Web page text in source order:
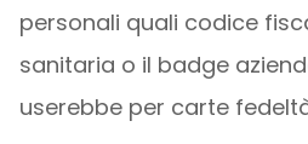
personali quali codice
sanitaria o il badge
userebbe per carte